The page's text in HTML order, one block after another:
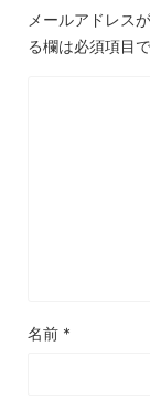
メールアドレス
る欄は必須項目
名前 *